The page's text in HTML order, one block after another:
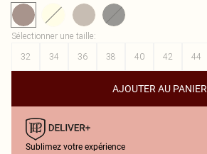
Sélectionner une taille:
32
34 36 38 40 42 44
AJOUTER AU PANIER
Sublimez votre expérience